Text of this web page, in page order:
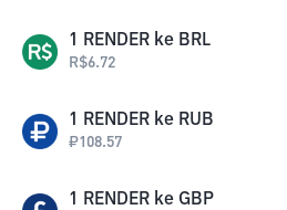
1 RENDER ke BRL
R$6.72
1 RENDER ke RUB
₽108.57
1 RENDER ke GBP